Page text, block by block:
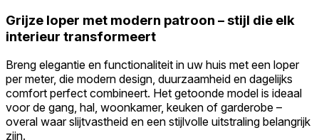
Grijze loper met modern patroon – stijl die elk
interieur transformeert
Breng elegantie en functionaliteit in uw huis met een loper
per meter, die modern design, duurzaamheid en dagelijks
comfort perfect combineert. Het getoonde model is ideaal
voor de gang, hal, woonkamer, keuken of garderobe –
overal waar slijtvastheid en een stijlvolle uitstraling belangrijk
zijn.
zijn, samen met de aanbieders van de individuele cookies.
Weiger
Sla mijn voorkeuren op
Accepteer alles